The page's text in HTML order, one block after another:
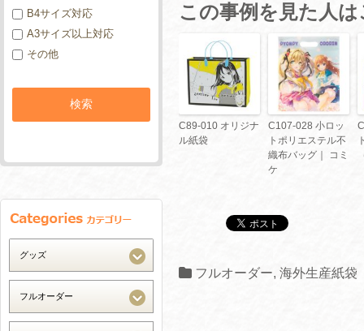
この事例を見た人
C89-010 オリジナ
ル紙袋
C107-028 小ロッ
トポリエステル不
織布バッグ｜ コミ
ケ
フルオーダー, 海外生産紙袋
B4サイズ対応
A3サイズ以上対応
その他